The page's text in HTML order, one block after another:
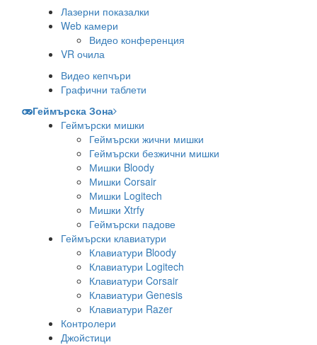
Лазерни показалки
Web камери
Видео конференция
VR очила
Видео кепчъри
Графични таблети
Геймърска Зона
Геймърски мишки
Геймърски жични мишки
Геймърски безжични мишки
Мишки Bloody
Мишки Corsair
Мишки Logitech
Мишки Xtrfy
Геймърски падове
Геймърски клавиатури
Клавиатури Bloody
Клавиатури Logitech
Клавиатури Corsair
Клавиатури Genesis
Клавиатури Razer
Контролери
Джойстици